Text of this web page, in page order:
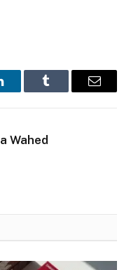
Tumblr Email
Wahed